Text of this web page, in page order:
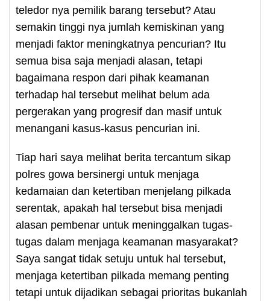
teledor nya pemilik barang tersebut? Atau
semakin tinggi nya jumlah kemiskinan yang
menjadi faktor meningkatnya pencurian? Itu
semua bisa saja menjadi alasan, tetapi
bagaimana respon dari pihak keamanan
terhadap hal tersebut melihat belum ada
pergerakan yang progresif dan masif untuk
menangani kasus-kasus pencurian ini.
Tiap hari saya melihat berita tercantum sikap
polres gowa bersinergi untuk menjaga
kedamaian dan ketertiban menjelang pilkada
serentak, apakah hal tersebut bisa menjadi
alasan pembenar untuk meninggalkan tugas-
tugas dalam menjaga keamanan masyarakat?
Saya sangat tidak setuju untuk hal tersebut,
menjaga ketertiban pilkada memang penting
tetapi untuk dijadikan sebagai prioritas bukanlah